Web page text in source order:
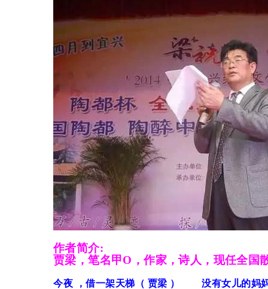
作者简介:
贾梁，笔名甲O，作家，诗人，现任全国
今夜 ，借一架天梯（ 贾梁 ）没有女儿的妈